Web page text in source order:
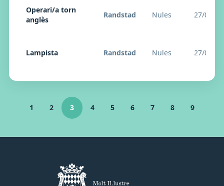
Operari/a torn
anglès
Randstad Nules 27/04/
Lampista Randstad Nules 27/04/
1 2 3 4 5 6 7 8 9